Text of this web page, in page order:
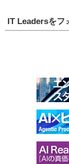
IT Leadersをフ